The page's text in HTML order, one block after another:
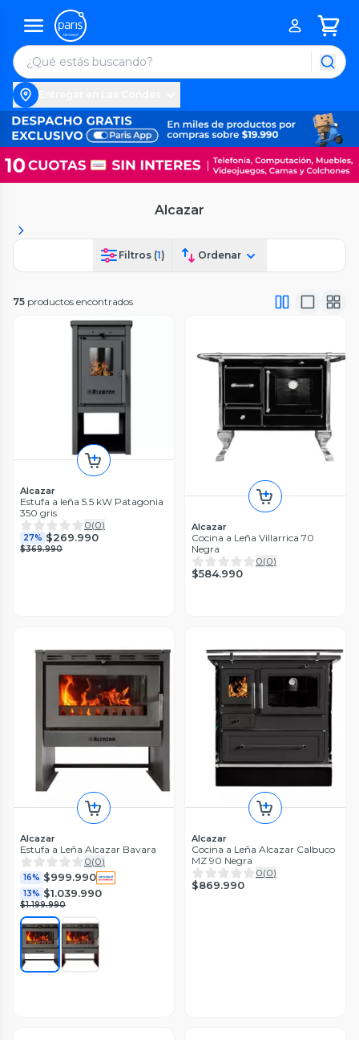
Alcazar
Filtros (1) Ordenar
75 productos encontrados
Alcazar
Estufa a leña 5.5 kW Patagonia
350 gris
0(0)
27% $269.990
$369.990
Alcazar
Cocina a Leña Villarrica 70
Negra
0(0)
$584.990
Alcazar
Estufa a Leña Alcazar Bavara
0(0)
16% $999.990
13% $1.039.990
$1.199.990
Alcazar
Cocina a Leña Alcazar Calbuco
MZ 90 Negra
0(0)
$869.990